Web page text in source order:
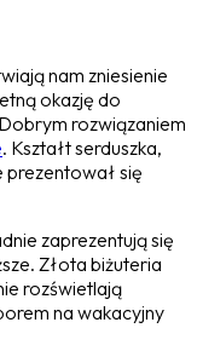
nam zniesienie
okazję do
rozwiązaniem
. Kształt serduszka,
prezentował się
zaprezentują się
Złota biżuteria
rozświetlają
na wakacyjny